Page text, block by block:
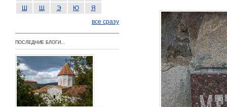
Ш
Щ Э Ю
Я
все сразу
ПОСЛЕДНИЕ БЛОГИ...